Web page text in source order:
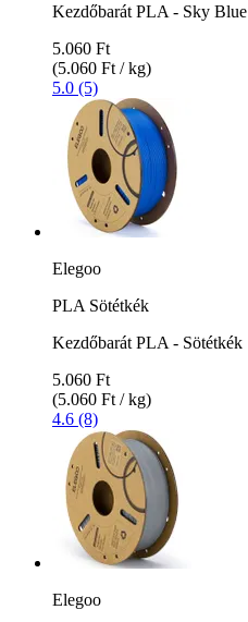
Kezdőbarát PLA - Sky Blue
5.060 Ft
(5.060 Ft / kg)
5.0 (5)
Elegoo
PLA Sötétkék
Kezdőbarát PLA - Sötétkék
5.060 Ft
(5.060 Ft / kg)
4.6 (8)
Elegoo